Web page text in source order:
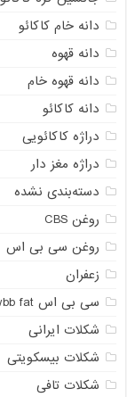
دانه خام کاکائو
دانه قهوه
دانه قهوه خام
دانه کاکائو
دراژه کاکائویی
دراژه مغز دار
دسته‌بندی نشده
روغن CBS
روغن سی بی اس
زعفران
سی بی اس wbb fat
شکلات ایرانی
شکلات بیسکویتی
شکلات تافی